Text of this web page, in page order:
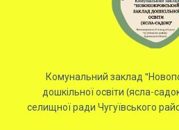
Комунальний заклад
дошкільної освіти (ясла-
селищної ради Чугуївського